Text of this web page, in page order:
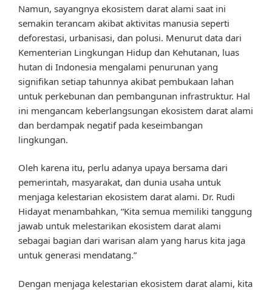
Namun, sayangnya ekosistem darat alami saat ini
semakin terancam akibat aktivitas manusia seperti
deforestasi, urbanisasi, dan polusi. Menurut data dari
Kementerian Lingkungan Hidup dan Kehutanan, luas
hutan di Indonesia mengalami penurunan yang
signifikan setiap tahunnya akibat pembukaan lahan
untuk perkebunan dan pembangunan infrastruktur. Hal
ini mengancam keberlangsungan ekosistem darat alami
dan berdampak negatif pada keseimbangan
lingkungan.
Oleh karena itu, perlu adanya upaya bersama dari
pemerintah, masyarakat, dan dunia usaha untuk
menjaga kelestarian ekosistem darat alami. Dr. Rudi
Hidayat menambahkan, “Kita semua memiliki tanggung
jawab untuk melestarikan ekosistem darat alami
sebagai bagian dari warisan alam yang harus kita jaga
untuk generasi mendatang.”
Dengan menjaga kelestarian ekosistem darat alami, kita